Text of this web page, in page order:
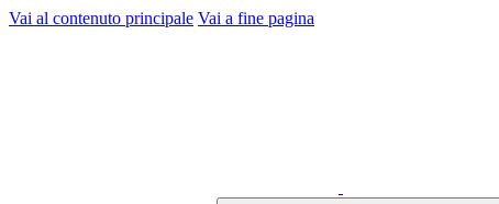
Vai al contenuto principale Vai a fine pagina